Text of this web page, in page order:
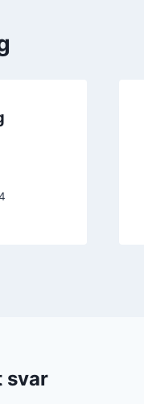
svar